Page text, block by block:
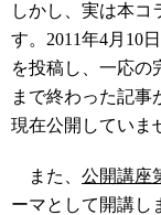
しかし、実は本コ
す。2011年4月10
を投稿し、一応の
まで終わった記事
現在公開していま
また、 公開講座
ーマとして開講し